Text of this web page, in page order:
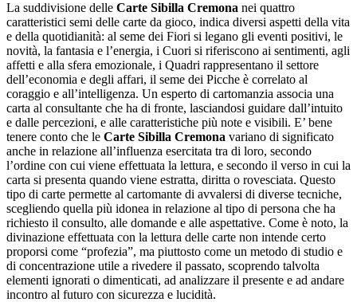
La suddivisione delle Carte Sibilla Cremona nei quattro
caratteristici semi delle carte da gioco, indica diversi aspetti della vita
e della quotidianità: al seme dei Fiori si legano gli eventi positivi, le
novità, la fantasia e l’energia, i Cuori si riferiscono ai sentimenti, agli
affetti e alla sfera emozionale, i Quadri rappresentano il settore
dell’economia e degli affari, il seme dei Picche è correlato al
coraggio e all’intelligenza. Un esperto di cartomanzia associa una
carta al consultante che ha di fronte, lasciandosi guidare dall’intuito
e dalle percezioni, e alle caratteristiche più note e visibili. E’ bene
tenere conto che le Carte Sibilla Cremona variano di significato
anche in relazione all’influenza esercitata tra di loro, secondo
l’ordine con cui viene effettuata la lettura, e secondo il verso in cui la
carta si presenta quando viene estratta, diritta o rovesciata. Questo
tipo di carte permette al cartomante di avvalersi di diverse tecniche,
scegliendo quella più idonea in relazione al tipo di persona che ha
richiesto il consulto, alle domande e alle aspettative. Come è noto, la
divinazione effettuata con la lettura delle carte non intende certo
proporsi come “profezia”, ma piuttosto come un metodo di studio e
di concentrazione utile a rivedere il passato, scoprendo talvolta
elementi ignorati o dimenticati, ad analizzare il presente e ad andare
incontro al futuro con sicurezza e lucidità.